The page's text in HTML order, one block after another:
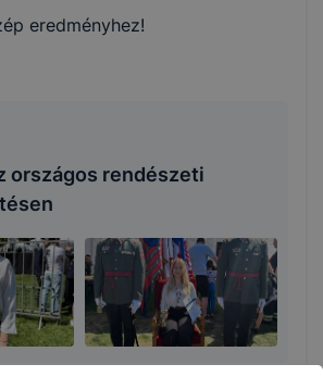
eredményhez!
országos rendészeti